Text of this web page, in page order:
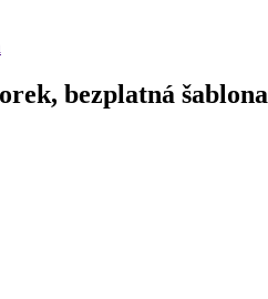
bezplatná šablona